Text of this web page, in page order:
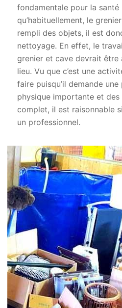
fondamentale pour la santé
qu’habituellement, le
rempli des objets, il est
nettoyage. En effet, le
grenier et cave devrait être
lieu. Vu que c’est une
faire puisqu’il demande
physique importante et
complet, il est raisonnable
un professionnel.